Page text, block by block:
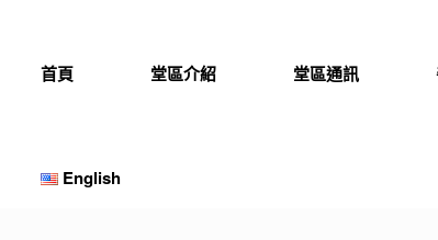
首頁 堂區介紹 堂區通訊
English